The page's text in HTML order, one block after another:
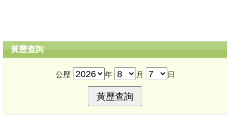
黃歷查詢
公歷 年 月 日